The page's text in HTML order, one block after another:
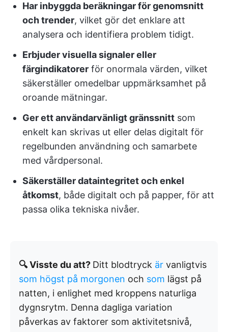
Har inbyggda beräkningar för genomsnitt
och trender, vilket gör det enklare att
analysera och identifiera problem tidigt.
Erbjuder visuella signaler eller
färgindikatorer för onormala värden, vilket
säkerställer omedelbar uppmärksamhet på
oroande mätningar.
Ger ett användarvänligt gränssnitt som
enkelt kan skrivas ut eller delas digitalt för
regelbunden användning och samarbete
med vårdpersonal.
Säkerställer dataintegritet och enkel
åtkomst, både digitalt och på papper, för att
passa olika tekniska nivåer.
🔍 Visste du att? Ditt blodtryck är vanligtvis
som högst på morgonen och som lägst på
natten, i enlighet med kroppens naturliga
dygnsrytm. Denna dagliga variation
påverkas av faktorer som aktivitetsnivå,